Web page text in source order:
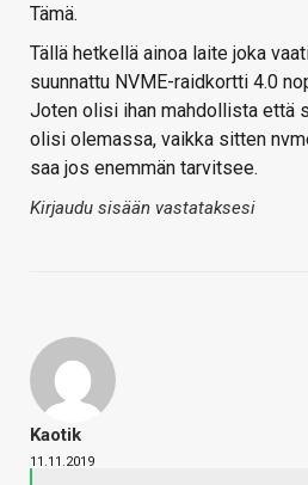
Tämä.
Tällä hetkellä ainoa laite joka
suunnattu NVME-raidkortti 4.0
Joten olisi ihan mahdollista että
olisi olemassa, vaikka sitten
saa jos enemmän tarvitsee.
Kirjaudu sisään vastataksesi
Kaotik
11.11.2019